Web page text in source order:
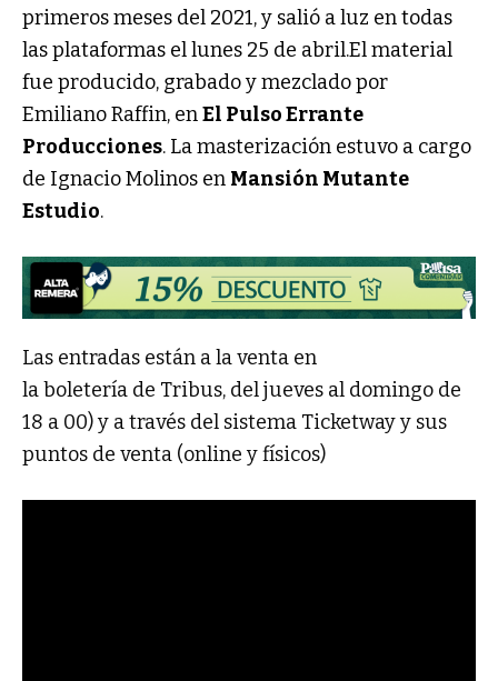
primeros meses del 2021, y salió a luz en todas
las plataformas el lunes 25 de abril.El material
fue producido, grabado y mezclado por
Emiliano Raffin, enEl Pulso Errante
Producciones. La masterización estuvo a cargo
de Ignacio Molinos en Mansión Mutante
Estudio.
Las entradas están a la venta en
la boletería de Tribus, del jueves al domingo de
18 a 00) y a través del sistema Ticketway y sus
puntos de venta (online y físicos)